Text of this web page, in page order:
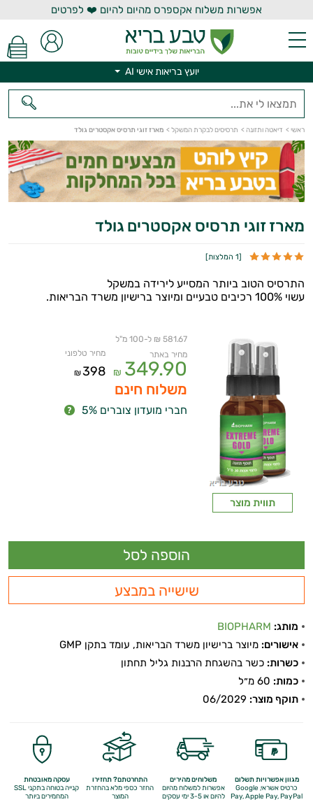
אפשרות משלוח אקספרס מהיום להיום ❤️ לפרטים
יועץ בריאות אישי AI
ראשי > דיאטה ותזונה > תרסיסים לבקרת המשקל > מארז זוגי תרסיס אקסטרים גולד
נפיחות
בטנית
שורפי
שומן
שמירת
המשקל
תחושת
שובע
לבקרת
תה
ממתיקים
חטיפים
מארז זוגי תרסיס אקסטרים גולד
[1 המלצות ]
התרסיס הטוב ביותר המסייע לירידה במשקל
עשוי 100% רכיבים טבעיים ומיוצר ברישיון משרד הבריאות.
תווית מוצר
581.67 ₪ ל-100 מ"ל
מחיר באתר
349.90
₪
מחיר טלפוני
398
₪
משלוח חינם
חברי מועדון צוברים 5%
שישייה במבצע
מותג: BIOPHARM
אישורים: מיוצר ברישיון משרד הבריאות, עומד בתקן GMP
כשרות: כשר בהשגחת הרבנות גליל תחתון
כמות:
תוקף מוצר:
מגוון אפשרויות תשלום
כרטיס אשראי, Google
Pay,Apple Pay, PayPal
משלוחים מהירים
אפשרות למשלוח מהיום
להיום או 3-5 ימי עסקים
התחרטתם? תחזירו
החזר כספי מלאבהחזרת
המוצר
עסקה מאובטחת
קנייה בטוחה בתקני SSL
המחמירים ביותר
יועץ בריאות אישי AI